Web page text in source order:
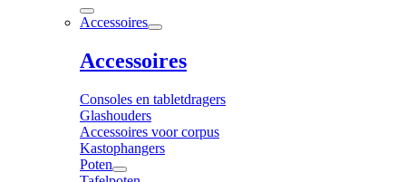
Accessoires
Accessoires
Consoles en tabletdragers
Glashouders
Accessoires voor corpus
Kastophangers
Poten